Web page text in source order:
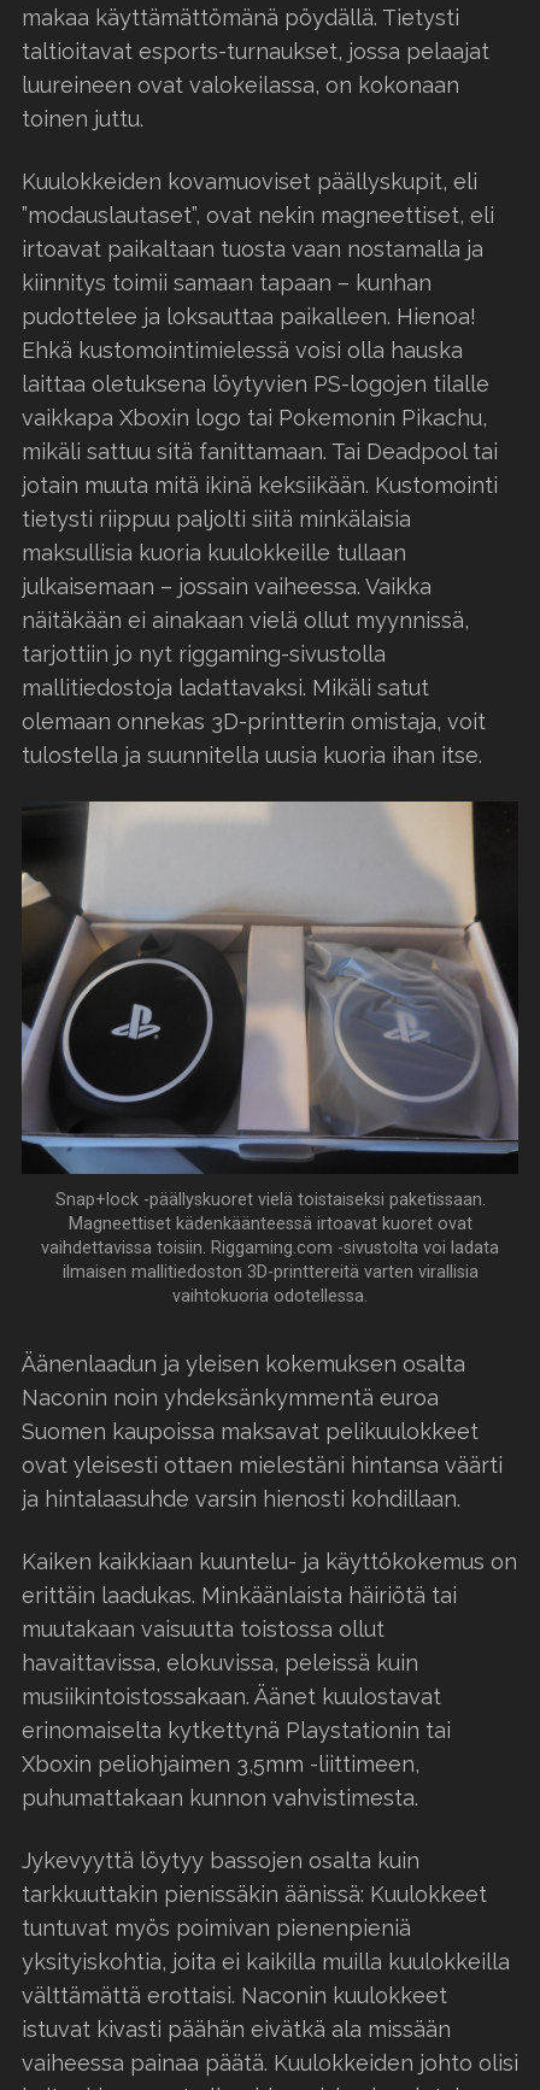
makaa käyttämättömänä pöydällä. Tietysti
taltioitavat esports-turnaukset, jossa pelaajat
luureineen ovat valokeilassa, on kokonaan
toinen juttu.
Kuulokkeiden kovamuoviset päällyskupit, eli
”modauslautaset”, ovat nekin magneettiset, eli
irtoavat paikaltaan tuosta vaan nostamalla ja
kiinnitys toimii samaan tapaan – kunhan
pudottelee ja loksauttaa paikalleen. Hienoa!
Ehkä kustomointimielessä voisi olla hauska
laittaa oletuksena löytyvien PS-logojen tilalle
vaikkapa Xboxin logo tai Pokemonin Pikachu,
mikäli sattuu sitä fanittamaan. Tai Deadpool tai
jotain muuta mitä ikinä keksiikään. Kustomointi
tietysti riippuu paljolti siitä minkälaisia
maksullisia kuoria kuulokkeille tullaan
julkaisemaan – jossain vaiheessa. Vaikka
näitäkään ei ainakaan vielä ollut myynnissä,
tarjottiin jo nyt riggaming-sivustolla
mallitiedostoja ladattavaksi. Mikäli satut
olemaan onnekas 3D-printterin omistaja, voit
tulostella ja suunnitella uusia kuoria ihan itse.
Snap+lock -päällyskuoret vielä toistaiseksi paketissaan.
Magneettiset kädenkäänteessä irtoavat kuoret ovat
vaihdettavissa toisiin. Riggaming.com -sivustolta voi ladata
ilmaisen mallitiedoston 3D-printtereitä varten virallisia
vaihtokuoria odotellessa.
Äänenlaadun ja yleisen kokemuksen osalta
Naconin noin yhdeksänkymmentä euroa
Suomen kaupoissa maksavat pelikuulokkeet
ovat yleisesti ottaen mielestäni hintansa väärti
ja hintalaasuhde varsin hienosti kohdillaan.
Kaiken kaikkiaan kuuntelu- ja käyttökokemus on
erittäin laadukas. Minkäänlaista häiriötä tai
muutakaan vaisuutta toistossa ollut
havaittavissa, elokuvissa, peleissä kuin
musiikintoistossakaan. Äänet kuulostavat
erinomaiselta kytkettynä Playstationin tai
Xboxin peliohjaimen 3,5mm -liittimeen,
puhumattakaan kunnon vahvistimesta.
Jykevyyttä löytyy bassojen osalta kuin
tarkkuuttakin pienissäkin äänissä: Kuulokkeet
tuntuvat myös poimivan pienenpieniä
yksityiskohtia, joita ei kaikilla muilla kuulokkeilla
välttämättä erottaisi. Naconin kuulokkeet
istuvat kivasti päähän eivätkä ala missään
vaiheessa painaa päätä. Kuulokkeiden johto olisi